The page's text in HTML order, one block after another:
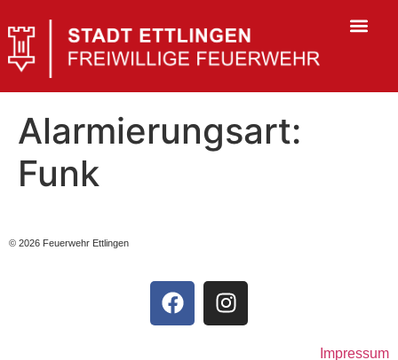
Alarmierungsart:
Funk
© 2026 Feuerwehr Ettlingen
Impressum